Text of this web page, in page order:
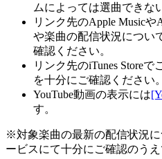
ムによっては選曲できな
リンク先のApple Musicや
や楽曲の配信状況につい
確認ください。
リンク先のiTunes Store
を十分にご確認ください。
YouTube動画の表示には
す。
※対象楽曲の最新の配信状況
ービスにて十分にご確認のうえ